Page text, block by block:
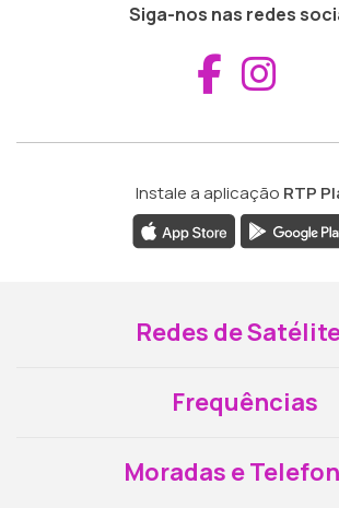
Siga-nos nas redes
Instale a aplicação RTP
Redes de
Frequências
Moradas e